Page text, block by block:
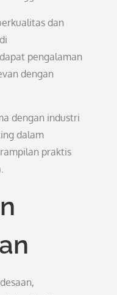
dan
pengalaman
dengan
dengan industri
dalam
praktis